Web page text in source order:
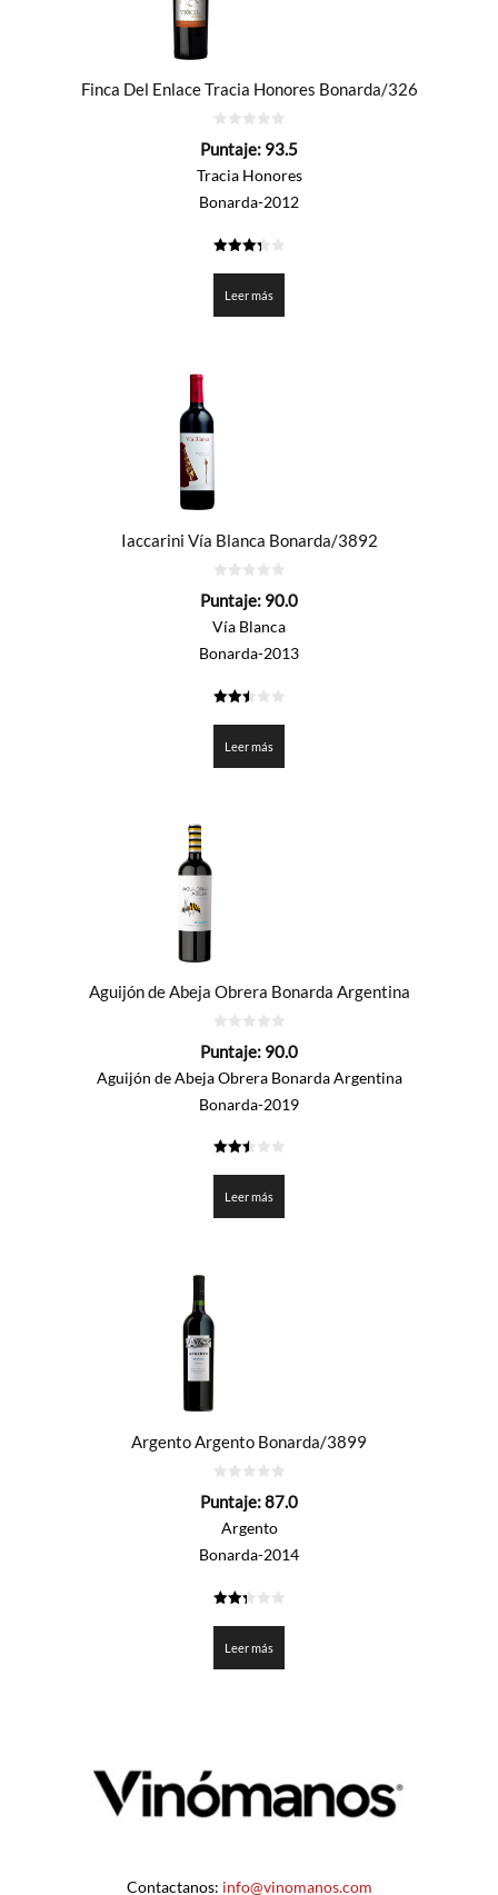
Finca Del Enlace Tracia Honores Bonarda/326
de
Puntaje: 93.5
Tracia Honores
Bonarda-2012
de 5
Leer más
Iaccarini Vía Blanca Bonarda/3892
de
Puntaje: 90.0
Vía Blanca
Bonarda-2013
de 5
Leer más
Aguijón de Abeja Obrera Bonarda Argentina
de
Puntaje: 90.0
Aguijón de Abeja Obrera Bonarda Argentina
Bonarda-2019
Leer más
Argento Argento Bonarda/3899
de
Puntaje:87.0
Argento
Bonarda-2014
Leer más
Contactanos: info@vinomanos.com